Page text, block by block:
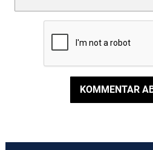
KOMMENTAR